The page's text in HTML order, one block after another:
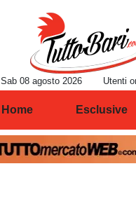
Sab 08 agosto 2026 Utenti
Home Esclusive